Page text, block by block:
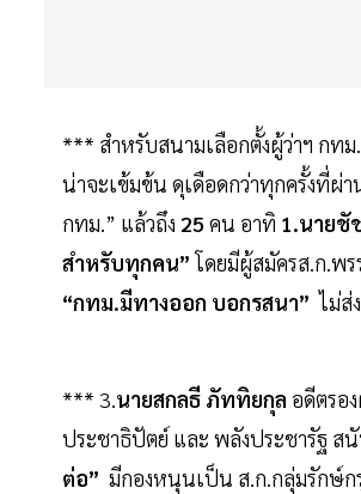
*** สำหรับสนามเลือกตั้งผู้ว่าฯ กทม
น่าจะเข้มข้น ดุเดือดกว่าทุกครั้งที่ผ่า
กทม.” แล้วถึง 25 คน อาทิ 1.นายชั
สำหรับทุกคน”โดยมีผู้สมัครส.ก.พ
“กทม.มีทางออก บอกรสนา” ไม่ส่
*** 3.นายสกลธี ภัททิยกุล อดีตรอ
ประชาธิปัตย์ และ พลังประชารัฐ ส
ต่อ” มีกองหนุนเป็น ส.ก.กลุ่มรักษ์ก